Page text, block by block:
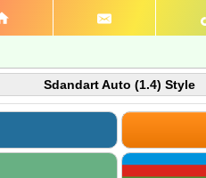
Sdandart Auto (1.4) Style